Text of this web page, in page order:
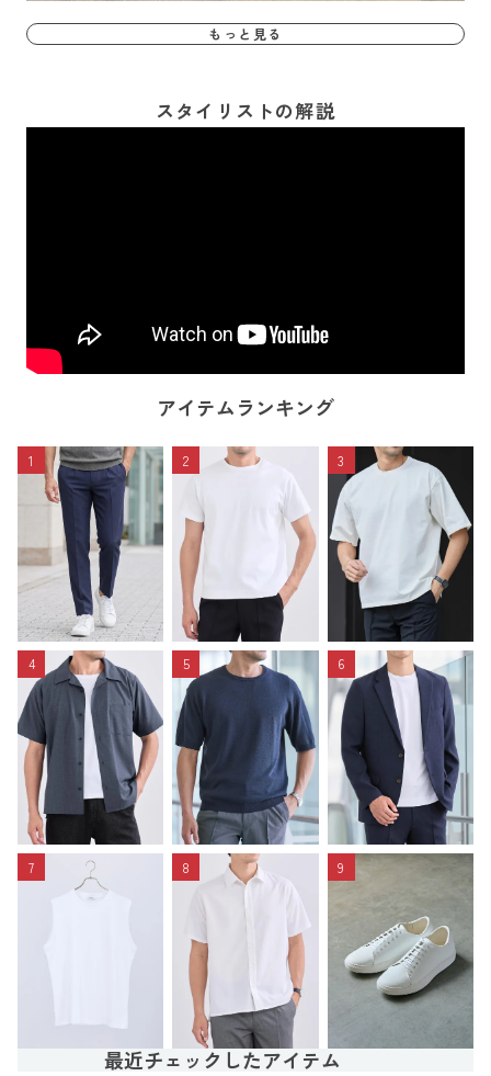
もっと見る
スタイリストの解説
アイテムランキング
1 2 3
4 5 6
7 8 9
最近チェックしたアイテム